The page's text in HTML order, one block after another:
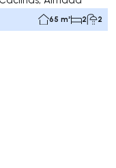
65 m² 2 2